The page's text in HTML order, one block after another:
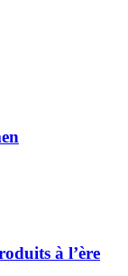
à l’ère